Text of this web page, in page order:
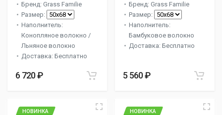
Бренд: Grass Familie
Размер:
Наполнитель:
Конопляное волокно /
Льняное волокно
Доставка: Бесплатно
6 720 ₽
Бренд: Grass Familie
Размер:
Наполнитель:
Бамбуковое волокно
Доставка: Бесплатно
5 560 ₽
НОВИНКА НОВИНКА